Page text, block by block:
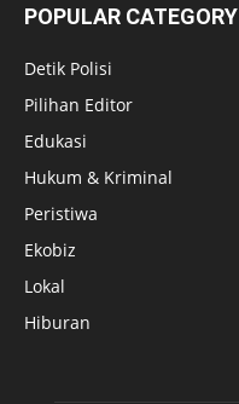
POPULAR CATEGORY
Detik Polisi
Pilihan Editor
Edukasi
Hukum & Kriminal
Peristiwa
Ekobiz
Lokal
Hiburan